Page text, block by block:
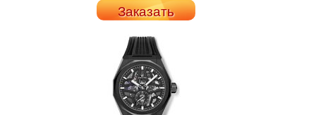
Заказать